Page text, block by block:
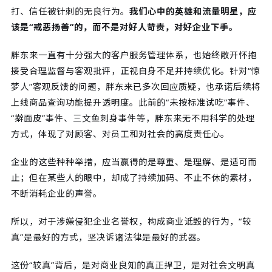
打、信任被针刺的无良行为。 我们心中的英雄和流量明星，应
该是“戒恶扬善”的，而不是对好人苛责，对好企业下手。
胖东来一直有十分强大的客户服务管理体系，也始终敞开怀抱
接受合理监督与客观批评，正视自身不足并持续优化。针对“惊
梦人”客观反馈的问题，胖东来已多次回应质疑，也承诺后续将
上线商品查询功能提升透明度。此前的“未按标准试吃”事件、
“擀面皮”事件、三文鱼刺身事件等，胖东来无不用科学的处理
方式，体现了对顾客、对员工和对社会的高度责任心。
企业的这些种种举措，应当赢得的是尊重、是理解、是适可而
止；但在某些人的眼中，却成了持续加码、不止不休的素材，
不断消耗企业的声誉。
所以，对于涉嫌侵犯企业名誉权，构成商业诋毁的行为，“较
真”是最好的方式，坚决诉诸法律是最好的武器。
这份“较真”背后，是对商业良知的真正捍卫，是对社会文明真